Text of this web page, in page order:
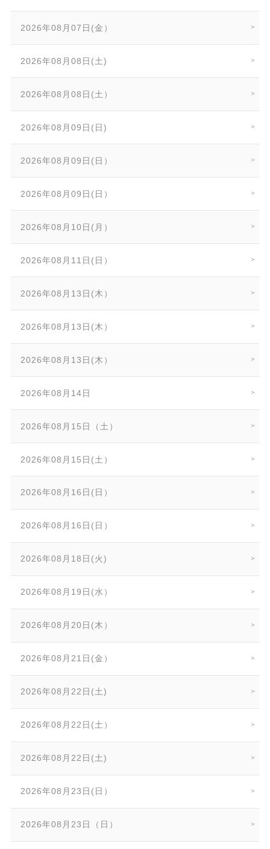
2026年08月07日(金）
2026年08月08日(土)
2026年08月08日(土）
2026年08月09日(日)
2026年08月09日(日）
2026年08月09日(日）
2026年08月10日(月）
2026年08月11日(日）
2026年08月13日(木）
2026年08月13日(木）
2026年08月13日(木）
2026年08月14日
2026年08月15日（土）
2026年08月15日(土）
2026年08月16日(日）
2026年08月16日(日）
2026年08月18日(火)
2026年08月19日(水）
2026年08月20日(木）
2026年08月21日(金）
2026年08月22日(土)
2026年08月22日(土）
2026年08月22日(土)
2026年08月23日(日）
2026年08月23日（日）